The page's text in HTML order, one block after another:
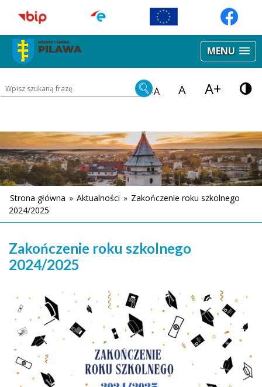
MENU
Wyszukiwarka treści na stronie -A A A+
Strona główna » Aktualności » Zakończenie roku szkolnego
2024/2025
Zakończenie roku szkolnego
2024/2025